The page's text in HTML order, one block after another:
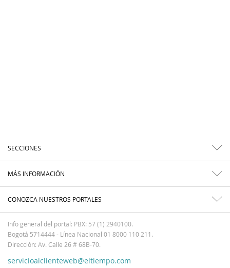
SECCIONES
MÁS INFORMACIÓN
CONOZCA NUESTROS PORTALES
Info general del portal: PBX: 57 (1) 2940100.
Bogotá 5714444 - Línea Nacional 01 8000 110 211.
Dirección: Av. Calle 26 # 68B-70.
servicioalclienteweb@eltiempo.com